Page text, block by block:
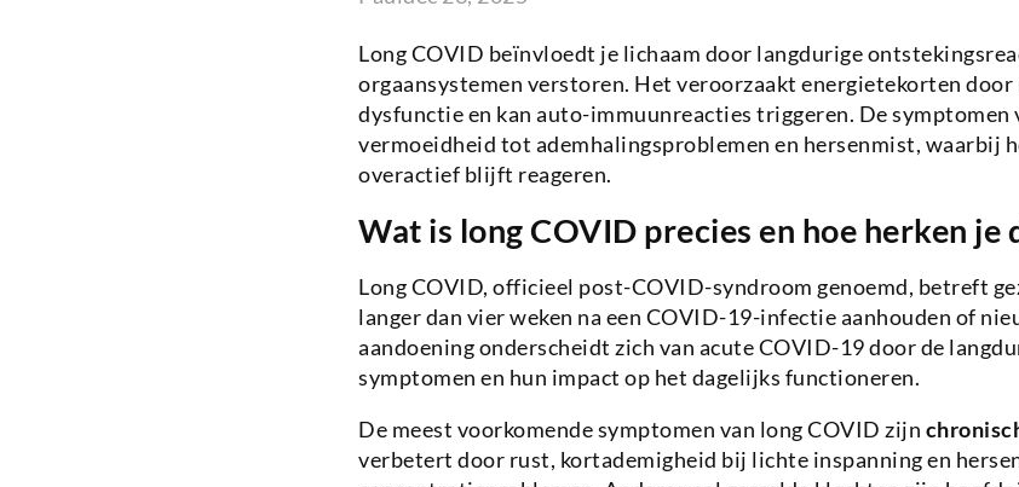
Long COVID beïnvloedt je lichaam door langdurige
orgaansystemen verstoren. Het veroorzaakt energietekorten
dysfunctie en kan auto-immuunreacties triggeren. De symptomen
vermoeidheid tot ademhalingsproblemen en hersenmist, waarbij
overactief blijft reageren.
Wat is long COVID precies en hoe herken je
Long COVID, officieel post-COVID-syndroom genoemd, betreft
langer dan vier weken na een COVID-19-infectie aanhouden of
aandoening onderscheidt zich van acute COVID-19 door de
symptomen en hun impact op het dagelijks functioneren.
De meest voorkomende symptomen van long COVID zijn
verbetert door rust, kortademigheid bij lichte inspanning en